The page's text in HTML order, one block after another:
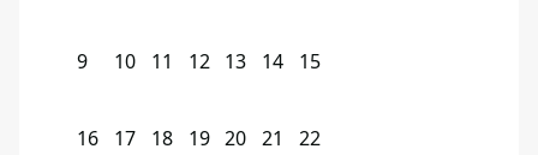
9 10 11 12 13 14 15
16 17 18 19 20 21 22